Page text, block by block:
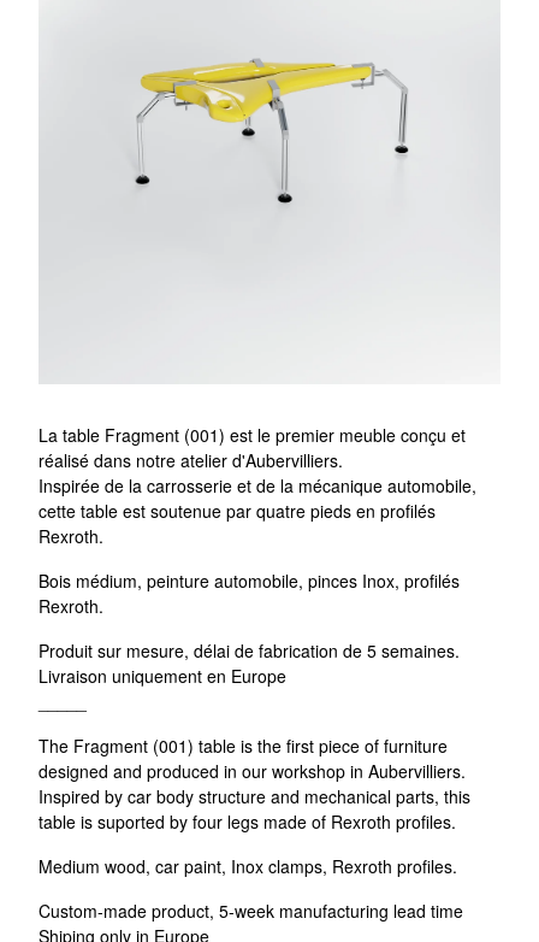
La table Fragment (001) est le premier meuble conçu et
réalisé dans notre atelier d'Aubervilliers.
Inspirée de la carrosserie et de la mécanique automobile,
cette table est soutenue par quatre pieds en profilés
Rexroth.
Bois médium, peinture automobile, pinces Inox, profilés
Rexroth.
Produit sur mesure, délai de fabrication de 5 semaines.
Livraison uniquement en Europe
The Fragment (001) table is the first piece of furniture
designed and produced in our workshop in Aubervilliers.
Inspired by car body structure and mechanical parts, this
table is suported by four legs made of Rexroth profiles.
Medium wood, car paint, Inox clamps, Rexroth profiles.
Custom-made product, 5-week manufacturing lead time
Shiping only in Europe